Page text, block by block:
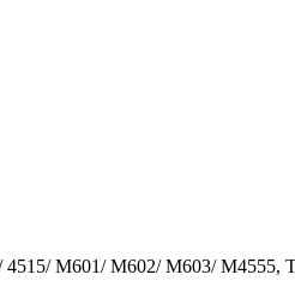
M601/ M602/ M603/ M4555,